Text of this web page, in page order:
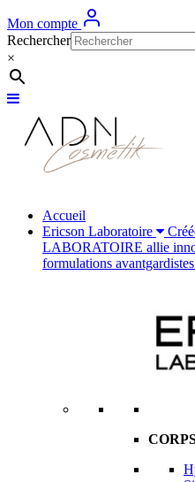
Mon compte
Rechercher
×
Accueil
Ericson Laboratoire
LABORATOIRE allie
formulations